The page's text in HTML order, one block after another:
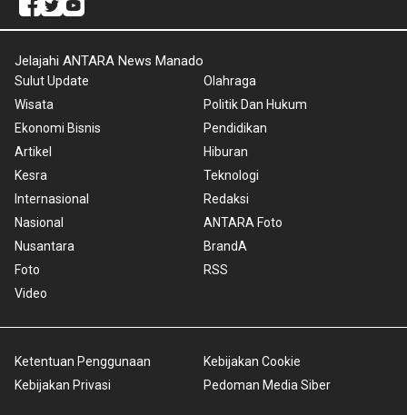
Jelajahi ANTARA News Manado
Sulut Update
Wisata
Ekonomi Bisnis
Artikel
Kesra
Internasional
Nasional
Nusantara
Foto
Video
Olahraga
Politik Dan Hukum
Pendidikan
Hiburan
Teknologi
Redaksi
ANTARA Foto
BrandA
RSS
Ketentuan Penggunaan
Kebijakan Privasi
Kebijakan Cookie
Pedoman Media Siber